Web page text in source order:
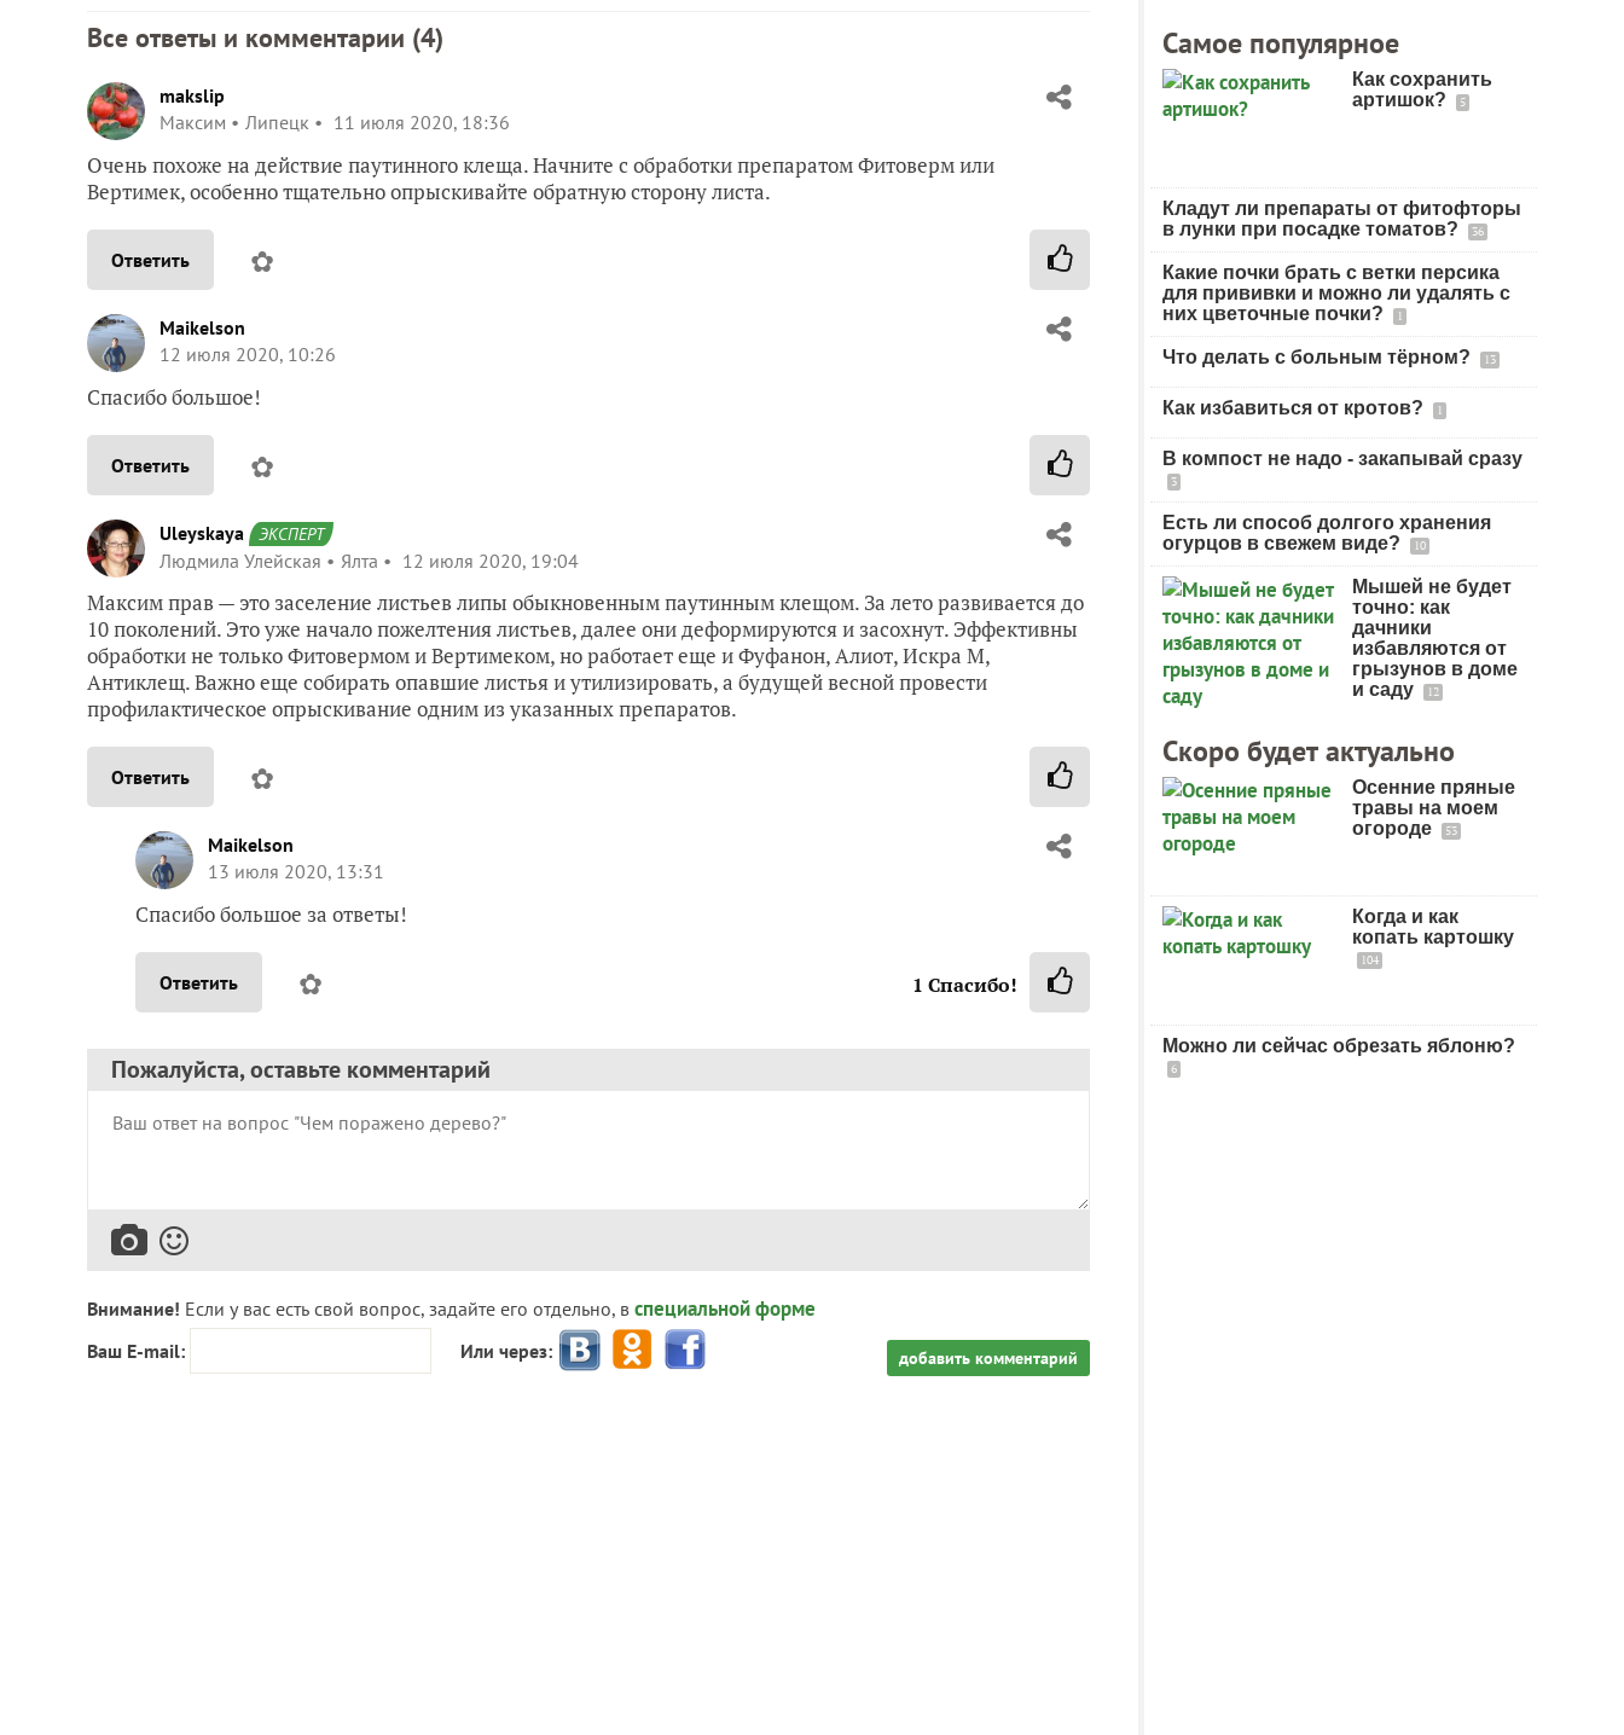
Все ответы и комментарии (4)
makslip
Максим
Липецк 11 июля 2020, 18:36
Очень похоже на действие паутинного клеща. Начните с обработки препаратом Фитоверм или
Вертимек, особенно тщательно опрыскивайте обратную сторону листа.
Ответить ✿
Maikelson
12 июля 2020, 10:26
Спасибо большое!
Ответить ✿
Uleyskaya ЭКСПЕРТ
Людмила Улейская Ялта 12 июля 2020, 19:04
Максим прав — это заселение листьев липы обыкновенным паутинным клещом. За лето развивается до
10 поколений. Это уже начало пожелтения листьев, далее они деформируются и засохнут. Эффективны
обработки не только Фитовермом и Вертимеком, но работает еще и Фуфанон, Алиот, Искра М,
Антиклещ. Важно еще собирать опавшие листья и утилизировать, а будущей весной провести
профилактическое опрыскивание одним из указанных препаратов.
Ответить ✿
Maikelson
13 июля 2020, 13:31
Спасибо большое за ответы!
Ответить ✿ 1 Спасибо!
Пожалуйста, оставьте комментарий
Внимание! Если у вас есть свой вопрос, задайте его отдельно, в специальной форме
Ваш E-mail: Или через: добавить комментарий
Самое популярное
Как сохранить
артишок?
5
Кладут ли препараты от фитофторы
в лунки при посадке томатов?
36
Какие почки брать с ветки персика
для прививки и можно ли удалять с
них цветочные почки?
1
Что делать с больным тёрном? 13
Как избавиться от кротов? 1
В компост не надо - закапывай сразу
3
Есть ли способ долгого хранения
огурцов в свежем виде?
10
Мышей не будет
точно: как
дачники
избавляются от
грызунов в доме
и саду
12
Скоро будет актуально
Осенние пряные
травы на моем
огороде
53
Когда и как
копать картошку
104
Можно ли сейчас обрезать яблоню?
6